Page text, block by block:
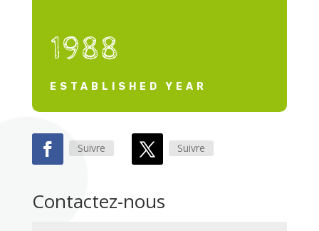
1988
ESTABLISHED YEAR
Suivre Suivre
Contactez-nous